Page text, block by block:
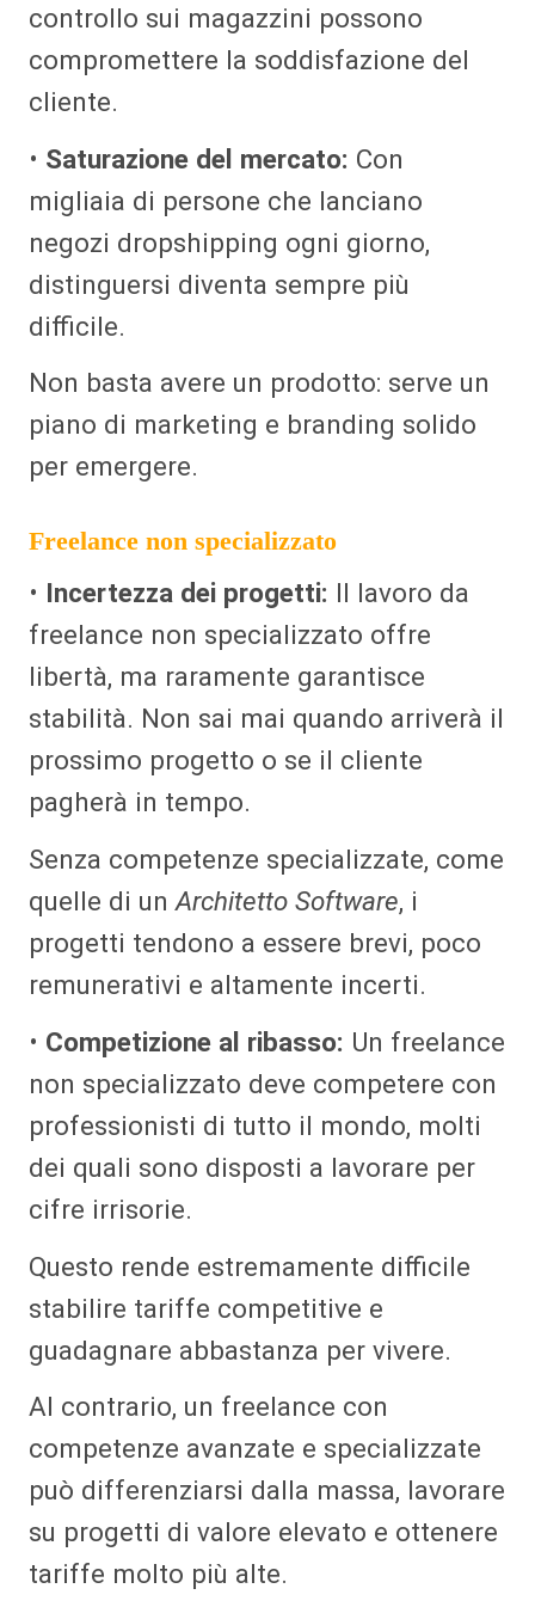
controllo sui magazzini possono
compromettere la soddisfazione del
cliente.
• Saturazione del mercato: Con
migliaia di persone che lanciano
negozi dropshipping ogni giorno,
distinguersi diventa sempre più
difficile.
Non basta avere un prodotto: serve un
piano di marketing e branding solido
per emergere.
Freelance non specializzato
• Incertezza dei progetti: Il lavoro da
freelance non specializzato offre
libertà, ma raramente garantisce
stabilità. Non sai mai quando arriverà il
prossimo progetto o se il cliente
pagherà in tempo.
Senza competenze specializzate, come
quelle di un Architetto Software, i
progetti tendono a essere brevi, poco
remunerativi e altamente incerti.
• Competizione al ribasso: Un freelance
non specializzato deve competere con
professionisti di tutto il mondo, molti
dei quali sono disposti a lavorare per
cifre irrisorie.
Questo rende estremamente difficile
stabilire tariffe competitive e
guadagnare abbastanza per vivere.
Al contrario, un freelance con
competenze avanzate e specializzate
può differenziarsi dalla massa, lavorare
su progetti di valore elevato e ottenere
tariffe molto più alte.